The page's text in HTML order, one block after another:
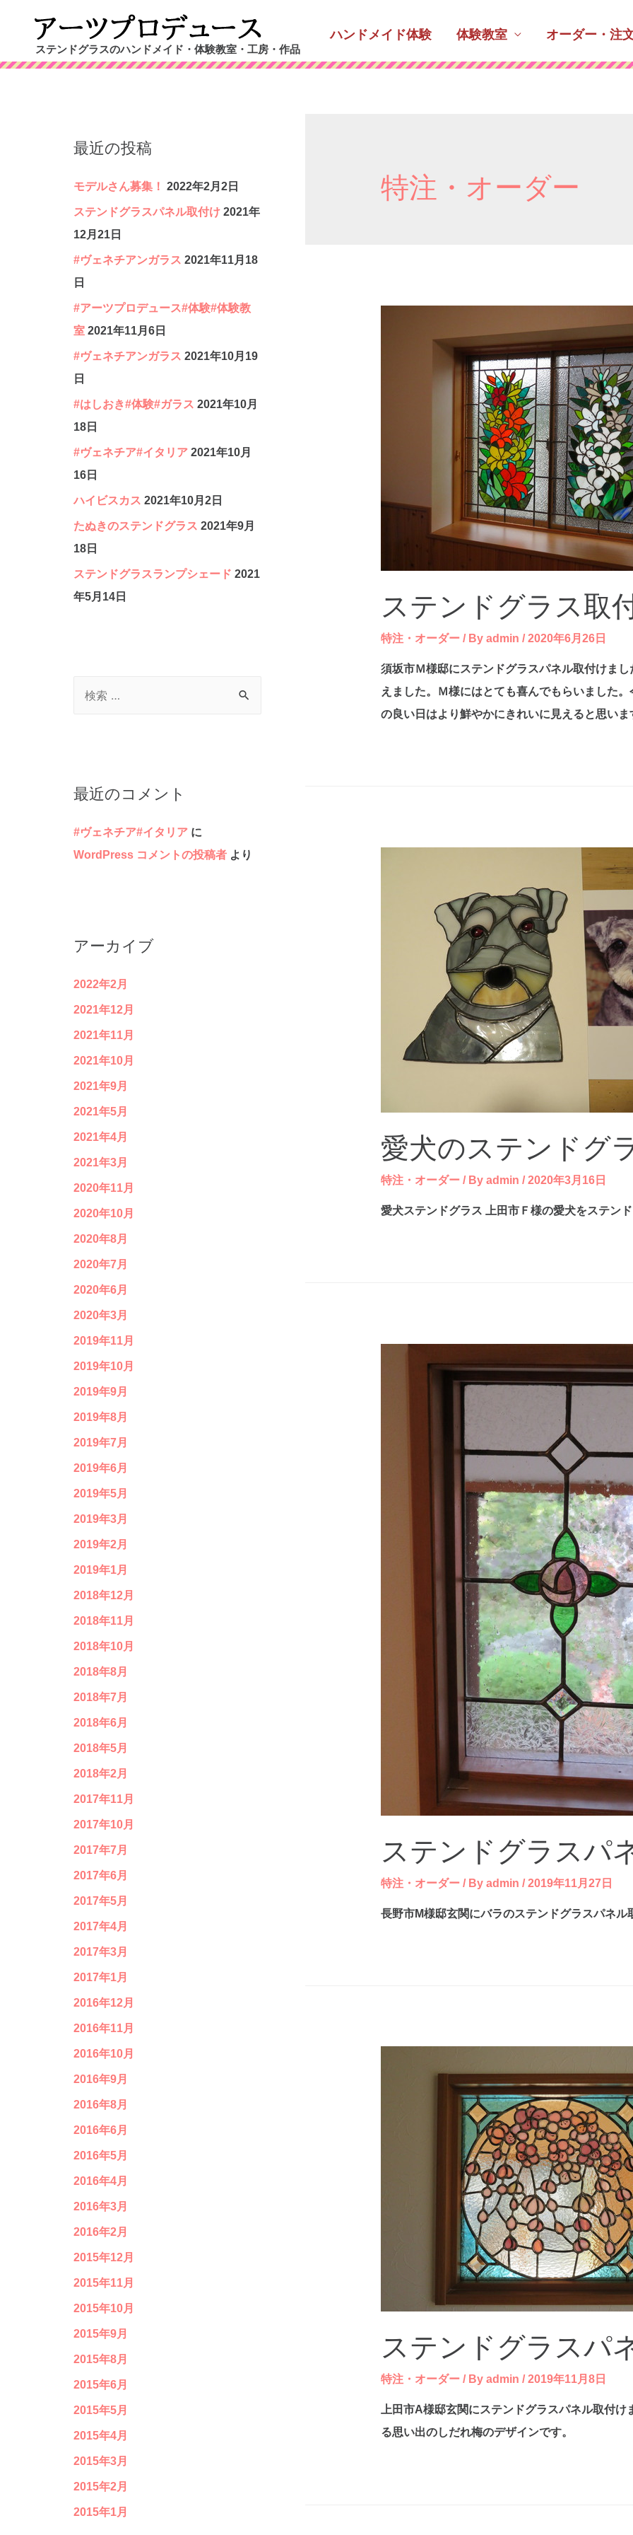
ステンドグラスのハンドメイド・体験教室・工房・作品
ハンドメイド体験 体験教室 オーダー・注
最近の投稿
モデルさん募集！ 2022年2月2日
ステンドグラスパネル取付け 2021年
12月21日
#ヴェネチアンガラス 2021年11月18
日
#アーツプロデュース#体験#体験教
室 2021年11月6日
#ヴェネチアンガラス 2021年10月19
日
#はしおき#体験#ガラス 2021年10月
18日
#ヴェネチア#イタリア 2021年10月
16日
ハイビスカス 2021年10月2日
たぬきのステンドグラス 2021年9月
18日
ステンドグラスランプシェード 2021
年5月14日
最近のコメント
#ヴェネチア#イタリア に
WordPress コメントの投稿者 より
アーカイブ
2022年2月
2021年12月
2021年11月
2021年10月
2021年9月
2021年5月
2021年4月
2021年3月
2020年11月
2020年10月
2020年8月
2020年7月
2020年6月
2020年3月
2019年11月
2019年10月
2019年9月
2019年8月
2019年7月
2019年6月
2019年5月
2019年3月
2019年2月
2019年1月
2018年12月
2018年11月
2018年10月
2018年8月
2018年7月
2018年6月
2018年5月
2018年2月
2017年11月
2017年10月
2017年7月
2017年6月
2017年5月
2017年4月
2017年3月
2017年1月
2016年12月
2016年11月
2016年10月
2016年9月
2016年8月
2016年6月
2016年5月
2016年4月
2016年3月
2016年2月
2015年12月
2015年11月
2015年10月
2015年9月
2015年8月
2015年6月
2015年5月
2015年4月
2015年3月
2015年2月
2015年1月
特注・オーダー
ステンドグラス取
特注・オーダー/ By admin /2020年6月26日
須坂市Ｍ様邸にステンドグラスパネル取付けま
えました。Ｍ様にはとても喜んでもらいました
の良い日はより鮮やかにきれいに見えると思いま
愛犬のステンドグ
特注・オーダー/ By admin /2020年3月16日
愛犬ステンドグラス 上田市Ｆ様の愛犬をステン
ステンドグラスパ
特注・オーダー/ By admin /2019年11月27日
長野市M様邸玄関にバラのステンドグラスパネル
ステンドグラスパ
特注・オーダー/ By admin /2019年11月8日
上田市A様邸玄関にステンドグラスパネル取付
る思い出のしだれ梅のデザインです。